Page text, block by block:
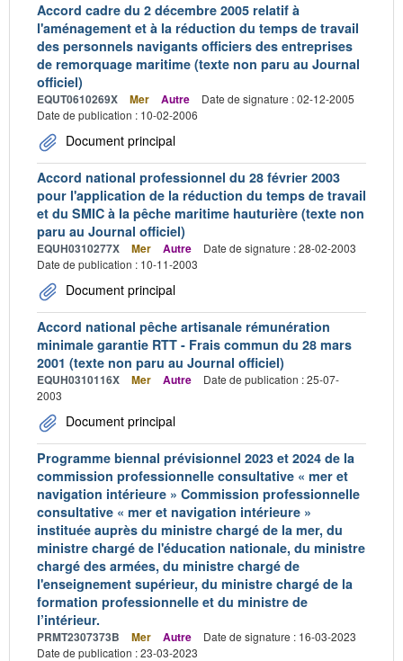
Accord cadre du 2 décembre 2005 relatif à
l'aménagement et à la réduction du temps de travail
des personnels navigants officiers des entreprises
de remorquage maritime (texte non paru au Journal
officiel)
EQUT0610269X Mer Autre
Date de signature : 02-12-2005
Date de publication : 10-02-2006
Document principal
Accord national professionnel du 28 février 2003
pour l'application de la réduction du temps de travail
et du SMIC à la pêche maritime hauturière (texte non
paru au Journal officiel)
EQUH0310277X Mer Autre
Date de signature : 28-02-2003
Date de publication : 10-11-2003
Document principal
Accord national pêche artisanale rémunération
minimale garantie RTT - Frais commun du 28 mars
2001 (texte non paru au Journal officiel)
EQUH0310116X Mer Autre
Date de publication : 25-07-
2003
Document principal
Programme biennal prévisionnel 2023 et 2024 de la
commission professionnelle consultative « mer et
navigation intérieure » Commission professionnelle
consultative « mer et navigation intérieure »
instituée auprès du ministre chargé de la mer, du
ministre chargé de l'éducation nationale, du ministre
chargé des armées, du ministre chargé de
l'enseignement supérieur, du ministre chargé de la
formation professionnelle et du ministre de
l’intérieur.
PRMT2307373B Mer Autre
Date de signature : 16-03-2023
Date de publication : 23-03-2023